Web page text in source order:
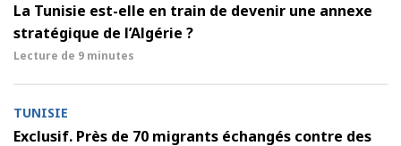
La Tunisie est-elle en train de devenir une annexe
stratégique de l’Algérie ?
Lecture de 9 minutes
TUNISIE
Exclusif. Près de 70 migrants échangés contre des